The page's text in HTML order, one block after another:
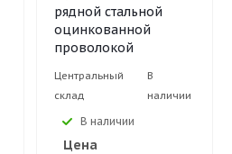
рядной стальной
оцинкованной
проволокой
Центральный
склад
В
наличии
В наличии
Цена